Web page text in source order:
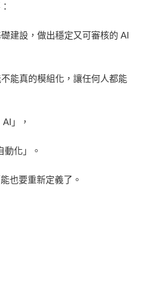
建設，做出穩定又可審核的 AI
能真的模組化，讓任何人都能
」，
動化」。
也要重新定義了。